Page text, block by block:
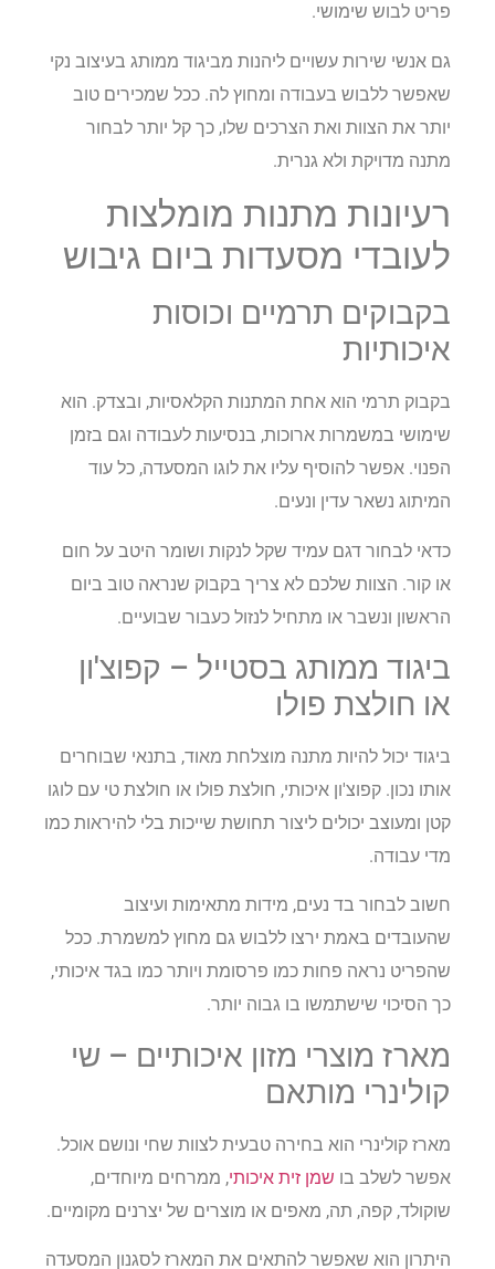
פריט לבוש שימושי.
גם אנשי שירות עשויים ליהנות מביגוד ממותג בעיצוב נקי
שאפשר ללבוש בעבודה ומחוץ לה. ככל שמכירים טוב
יותר את הצוות ואת הצרכים שלו, כך קל יותר לבחור
מתנה מדויקת ולא גנרית.
רעיונות מתנות מומלצות
לעובדי מסעדות ביום גיבוש
בקבוקים תרמיים וכוסות
איכותיות
בקבוק תרמי הוא אחת המתנות הקלאסיות, ובצדק. הוא
שימושי במשמרות ארוכות, בנסיעות לעבודה וגם בזמן
הפנוי. אפשר להוסיף עליו את לוגו המסעדה, כל עוד
המיתוג נשאר עדין ונעים.
כדאי לבחור דגם עמיד שקל לנקות ושומר היטב על חום
או קור. הצוות שלכם לא צריך בקבוק שנראה טוב ביום
הראשון ונשבר או מתחיל לנזול כעבור שבועיים.
ביגוד ממותג בסטייל – קפוצ'ון
או חולצת פולו
ביגוד יכול להיות מתנה מוצלחת מאוד, בתנאי שבוחרים
אותו נכון. קפוצ'ון איכותי, חולצת פולו או חולצת טי עם לוגו
קטן ומעוצב יכולים ליצור תחושת שייכות בלי להיראות כמו
מדי עבודה.
חשוב לבחור בד נעים, מידות מתאימות ועיצוב
שהעובדים באמת ירצו ללבוש גם מחוץ למשמרת. ככל
שהפריט נראה פחות כמו פרסומת ויותר כמו בגד איכותי,
כך הסיכוי שישתמשו בו גבוה יותר.
מארז מוצרי מזון איכותיים – שי
קולינרי מותאם
מארז קולינרי הוא בחירה טבעית לצוות שחי ונושם אוכל.
אפשר לשלב בושמן זית איכותי, ממרחים מיוחדים,
שוקולד, קפה, תה, מאפים או מוצרים של יצרנים מקומיים.
היתרון הוא שאפשר להתאים את המארז לסגנון המסעדה